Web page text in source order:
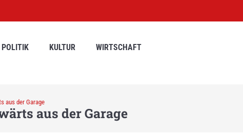
POLITIK KULTUR WIRTSCHAFT
aus der Garage
aus der Garage